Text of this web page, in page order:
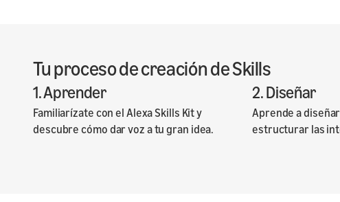
Tu proceso de creación de Skills
1. Aprender
Familiarízate con el Alexa Skills Kit y
descubre cómo dar voz a tu gran idea.
2. Diseñar
Aprende a
estructurar las